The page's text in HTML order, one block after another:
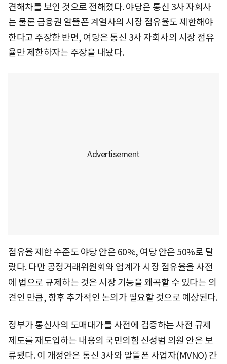
견해차를 보인 것으로 전해졌다. 야당은 통신 3사 자회사
는 물론 금융권 알뜰폰 계열사의 시장 점유율도 제한해야
한다고 주장한 반면, 여당은 통신 3사 자회사의 시장 점유
율만 제한하자는 주장을 내놨다.
점유율 제한 수준도 야당 안은 60%, 여당 안은 50%로 달
랐다. 다만 공정거래위원회와 업계가 시장 점유율을 사전
에 법으로 규제하는 것은 시장 기능을 왜곡할 수 있다는 의
견인 만큼, 향후 추가적인 논의가 필요할 것으로 예상된다.
정부가 통신사의 도매대가를 사전에 검증하는 사전 규제
제도를 재도입하는 내용의 국민의힘 신성범 의원 안은 보
류됐다. 이 개정안은 통신 3사와 알뜰폰 사업자(MVNO) 간